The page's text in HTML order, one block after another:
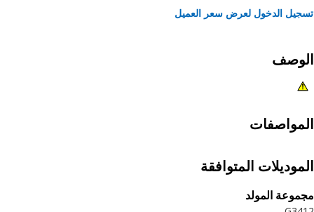
الدخول لعرض سعر العميل
المتوافقة
المولد